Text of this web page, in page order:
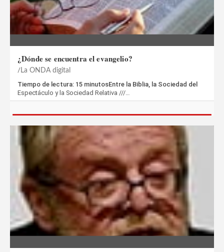
¿Dónde se encuentra el evangelio?
La ONDA digital
Tiempo de lectura: 15 minutosEntre la Biblia, la Sociedad del
Espectáculo y la Sociedad Relativa ///…